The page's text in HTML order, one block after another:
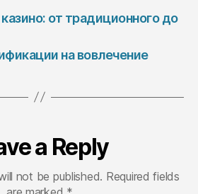
от традиционного до
на вовлечение
a Reply
not be published. Required fields